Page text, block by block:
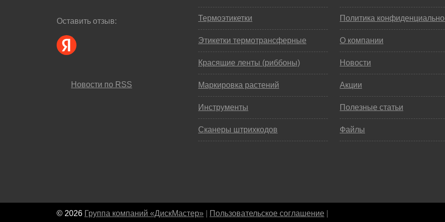
Оставить отзыв:
Новости по RSS
Термоэтикетки
Этикетки термотрансферные
Красящие ленты (риббоны)
Маркировка растений
Инструменты
Сканеры штрихкодов
Политика
О компании
Новости
Акции
Полезные статьи
Файлы
© 2026 Группа компаний «ДискМастер» Пользовательское соглашение